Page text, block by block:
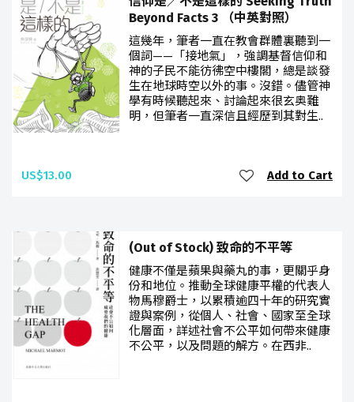
Beyond Facts 3 （中英對照）
這幾年，筆者一直在教會群體裏聽到一
個詞——「接地氣」，強調基督信仰和
神的子民不能彷彿空中樓閣，總是談發
生在地球時空以外的事。沒錯。儘管神
學有時候聽起來、討論起來很玄奥難
明，但筆者一直深信且經歷到其對生..
US$13.00 Add to Cart
(Out of Stock) 致命的不平等
健康不僅是蘋果與藥丸的事，更關乎身
份和地位。推動全球健康平權的代表人
物馬穆爵士，以累積逾四十年的研究實
證與案例，從個人、社會、國家至全球
化層面，詳述社會不公平如何帶來健康
不公平，以及問題的解方。在西非..